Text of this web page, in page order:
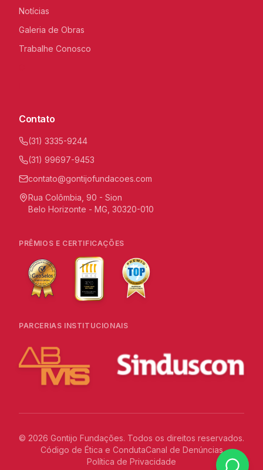
Notícias
Galeria de Obras
Trabalhe Conosco
Contato
(31) 3335-9244
(31) 99697-9453
contato@gontijofundacoes.com
Rua Colômbia, 90 - Sion
Belo Horizonte - MG, 30320-010
PRÊMIOS E CERTIFICAÇÕES
PARCERIAS INSTITUCIONAIS
© 2026 Gontijo Fundações. Todos os direitos reservados.
Código de Ética e CondutaCanal de Denúncias
Política de Privacidade